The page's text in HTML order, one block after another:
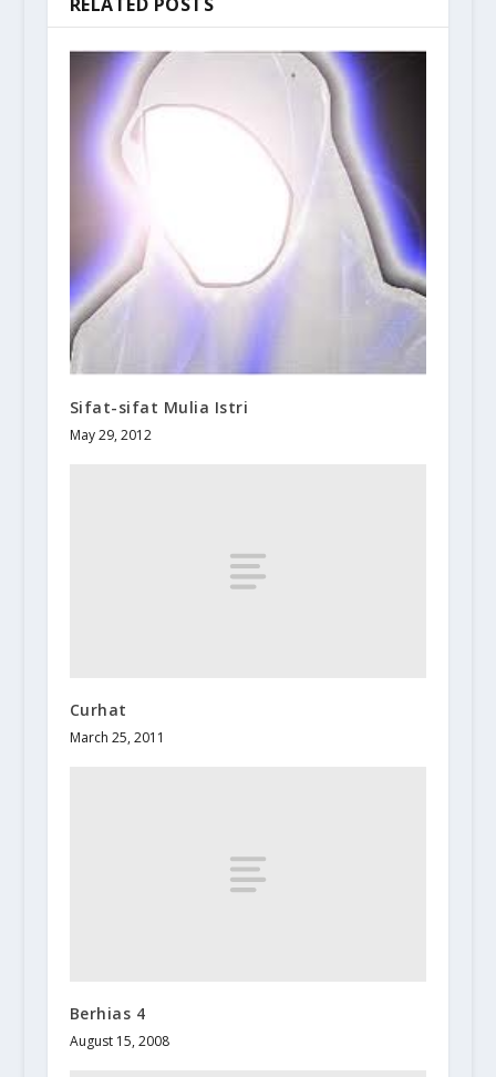
Sifat-sifat Mulia Istri
May 29, 2012
Curhat
March 25, 2011
Berhias 4
August 15, 2008